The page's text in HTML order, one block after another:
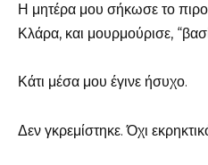
Η μητέρα μου σήκωσε το
Κλάρα, και μουρμούρισε,
Κάτι μέσα μου έγινε ήσυχο.
Δεν γκρεμίστηκε. Όχι